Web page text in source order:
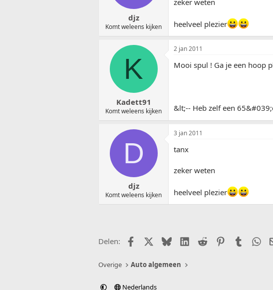
djz
Komt weleens kijken heelveel plezier
K
Kadett91
Komt weleens kijken
2 jan 2011
Mooi spul ! Ga je een hoop
&lt;-- Heb zelf een
D
djz
Komt weleens kijken
3 jan 2011
tanx
zeker weten
heelveel plezier
Delen: FacebookX (Twitter)
BlueskyLinkedIn
Reddit PinterestTumblr
Overige Auto algemeen
Nederlands